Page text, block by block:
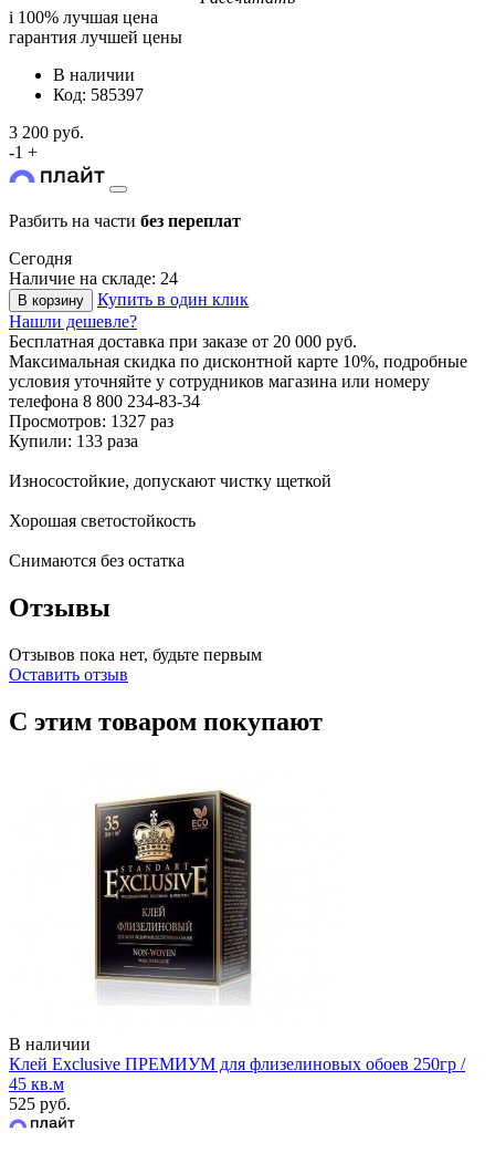
i 100% лучшая цена
гарантия лучшей цены
В наличии
Код: 585397
3 200 руб.
-1 +
Разбить на части без переплат
Сегодня
Наличие на складе: 24
В корзину
Купить в один клик
Нашли дешевле?
Бесплатная доставка при заказе от 20 000 руб.
Максимальная скидка по дисконтной карте 10%, подробные
условия уточняйте у сотрудников магазина или номеру
телефона 8 800 234-83-34
Просмотров: 1327 раз
Купили: 133 раза
Износостойкие, допускают чистку щеткой
Хорошая светостойкость
Снимаются без остатка
Отзывы
Отзывов пока нет, будьте первым
Оставить отзыв
С этим товаром покупают
В наличии
Клей Exclusive ПРЕМИУМ для флизелиновых обоев 250гр /
45 кв.м
525 руб.